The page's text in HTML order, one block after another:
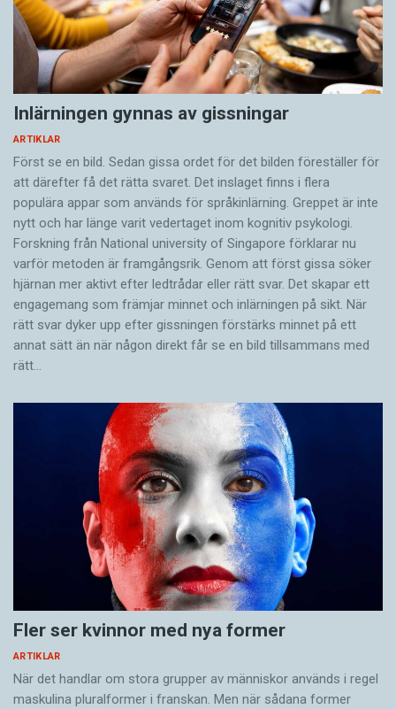
Inlärningen gynnas av gissningar
ARTIKLAR
Först se en bild. Sedan gissa ordet för det bilden föreställer för
att därefter få det rätta svaret. Det inslaget finns i flera
populära appar som används för språkinlärning. Greppet är inte
nytt och har länge varit vedertaget inom kognitiv psykologi.
Forskning från National university of Singa­pore förklarar nu
varför metoden är framgångsrik. Genom att först gissa ­söker
hjärnan mer aktivt ­efter ledtrådar eller rätt svar. Det skapar ett
engagemang som främjar minnet och inlärningen på sikt. När
rätt svar dyker upp efter gissningen förstärks minnet på ett
annat sätt än när någon direkt får se en bild tillsammans med
rätt…
Fler ser kvinnor med nya former
ARTIKLAR
När det handlar om stora grupper av människor används i regel
maskulina pluralformer i franskan. Men när sådana ­former